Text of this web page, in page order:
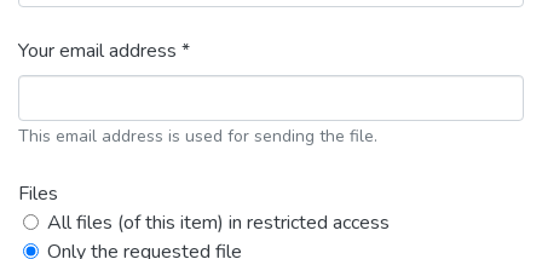
Your email address *
This email address is used for sending the file.
Files
All files (of this item) in restricted access
Only the requested file